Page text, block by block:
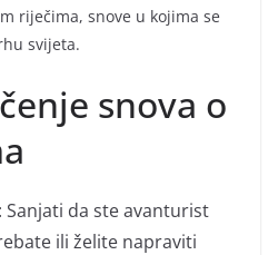
riječima, snove u kojima se
svijeta.
snova o
da ste avanturist
ili želite napraviti